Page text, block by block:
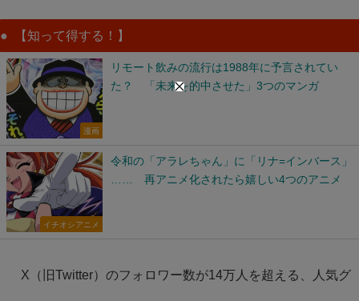
【知って得する！】
漫画
リモート飲みの流行は1988年に予言されてい
た？ 「未来を的中させた」3つのマンガ
イチオシアニメ
令和の「アラレちゃん」に「リナ=インバース」
…… 再アニメ化されたら嬉しい4つのアニメ
X（旧Twitter）のフォロワー数が14万人を超える、人気グ